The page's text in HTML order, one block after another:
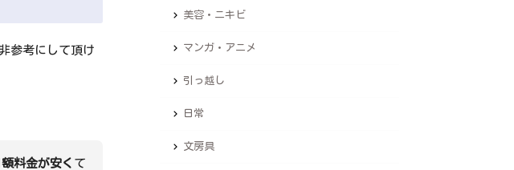
参考にして頂け
額料金が安く て
美容・ニキビ
マンガ・アニメ
引っ越し
日常
文房具